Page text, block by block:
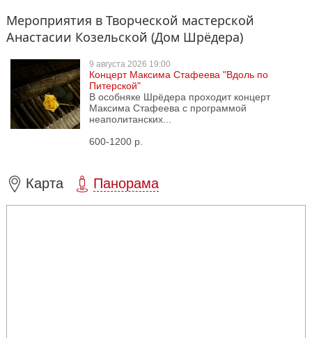
Мероприятия в Творческой мастерской
Анастасии Козельской (Дом Шрёдера)
9 августа 2026 19:00
Концерт Максима Стафеева "Вдоль по
Питерской"
В особняке Шрёдера проходит концерт
Максима Стафеева с программой
неаполитанских...
600-1200 р.
Карта Панорама